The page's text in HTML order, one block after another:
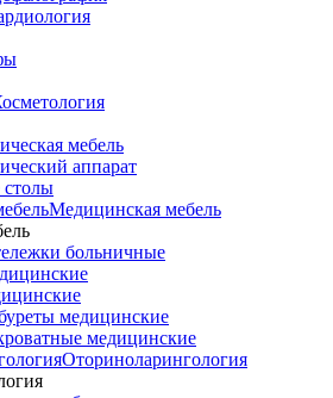
мебель
аппарат
Медицинская мебель
больничные
медицинские
медицинские
Оториноларингология